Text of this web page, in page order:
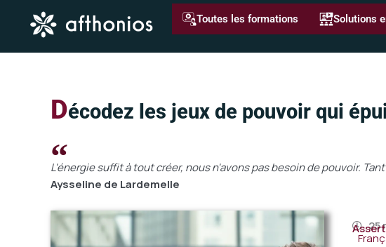
contenu
Toutes les formations Solutions
Décodez les jeux de pouvoir qui
L'énergie suffit à tout créer, nous n'avons pas besoin de pouvoir.
Aysseline de Lardemelle
25